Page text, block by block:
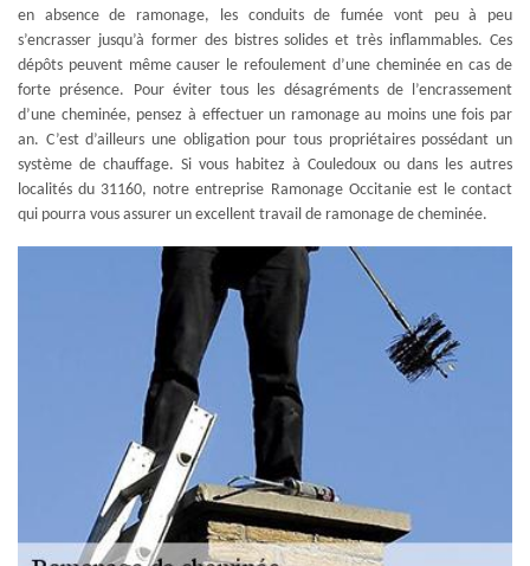
en absence de ramonage, les conduits de fumée vont peu à peu
s’encrasser jusqu’à former des bistres solides et très inflammables. Ces
dépôts peuvent même causer le refoulement d’une cheminée en cas de
forte présence. Pour éviter tous les désagréments de l’encrassement
d’une cheminée, pensez à effectuer un ramonage au moins une fois par
an. C’est d’ailleurs une obligation pour tous propriétaires possédant un
système de chauffage. Si vous habitez à Couledoux ou dans les autres
localités du 31160, notre entreprise Ramonage Occitanie est le contact
qui pourra vous assurer un excellent travail de ramonage de cheminée.